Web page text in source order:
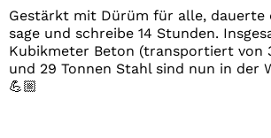
Gestärkt mit Dürüm für alle, dauerte
sage und schreibe 14 Stunden.
Kubikmeter Beton (transportiert von
und 29 Tonnen Stahl sind nun in der
💪🏼